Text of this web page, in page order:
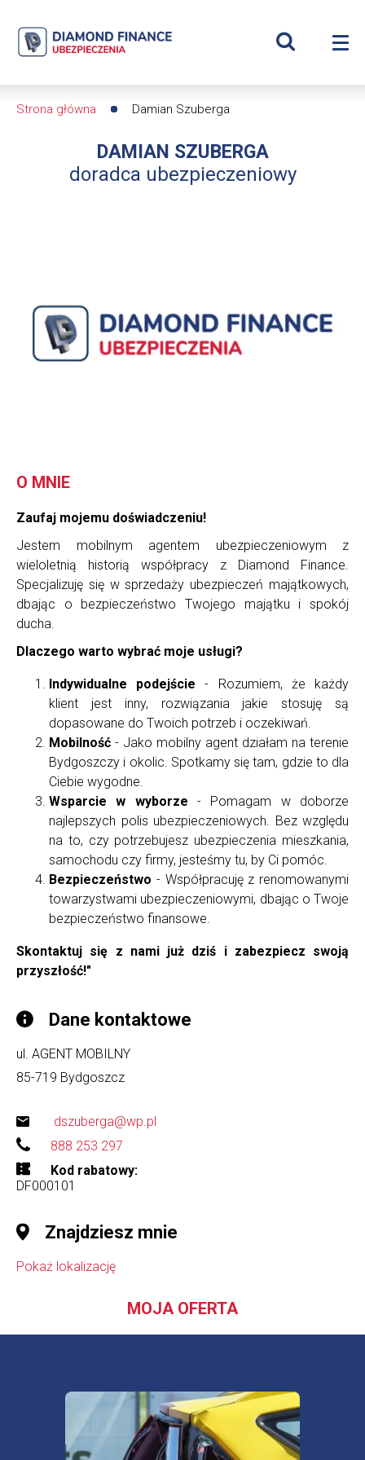
Damian
Diamond
Finance
Wyświetl
nawigacyjna
Strona główna Damian Szuberga
DAMIAN SZUBERGA
doradca ubezpieczeniowy
O MNIE
Zaufaj mojemu doświadczeniu!
Jestem mobilnym agentem ubezpieczeniowym z
wieloletnią historią współpracy z Diamond Finance.
Specjalizuję się w sprzedaży ubezpieczeń majątkowych,
dbając o bezpieczeństwo Twojego majątku i spokój
ducha.
Dlaczego warto wybrać moje usługi?
Indywidualne podejście - Rozumiem, że każdy
klient jest inny, rozwiązania jakie stosuję są
dopasowane do Twoich potrzeb i oczekiwań.
Mobilność - Jako mobilny agent działam na terenie
Bydgoszczy i okolic. Spotkamy się tam, gdzie to dla
Ciebie wygodne.
Wsparcie w wyborze - Pomagam w doborze
najlepszych polis ubezpieczeniowych. Bez względu
na to, czy potrzebujesz ubezpieczenia mieszkania,
samochodu czy firmy, jesteśmy tu, by Ci pomóc.
Bezpieczeństwo - Współpracuję z renomowanymi
towarzystwami ubezpieczeniowymi, dbając o Twoje
bezpieczeństwo finansowe.
Skontaktuj się z nami już dziś i zabezpiecz swoją
przyszłość!"
Dane kontaktowe
ul. AGENT MOBILNY
85-719 Bydgoszcz
dszuberga@wp.pl
888 253 297
Kod rabatowy
DF000101
Znajdziesz mnie
Pokaż lokalizację
MOJA OFERTA